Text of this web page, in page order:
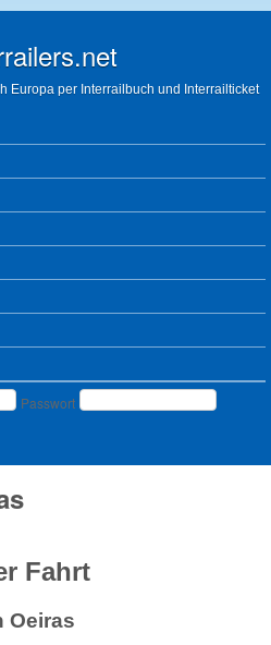
Europa per Interrailbuch und Interrailticket
Passwort
Fahrt
Oeiras